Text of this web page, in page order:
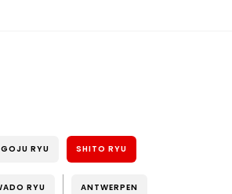
GOJU RYU SHITO RYU
RYU ANTWERPEN